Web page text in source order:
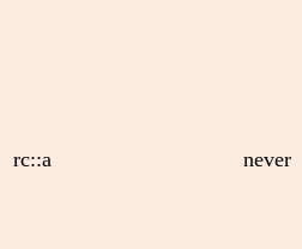
rc::a never